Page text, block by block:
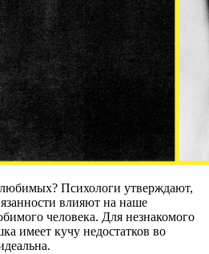
Психологи утверждают,
влияют на наше
человека. Для незнакомого
имеет кучу недостатков во